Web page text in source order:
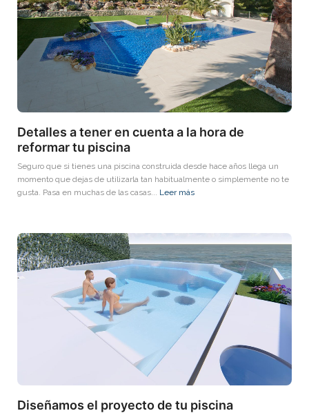
Detalles a tener en cuenta a la hora de
reformar tu piscina
Seguro que si tienes una piscina construida desde hace años llega un
momento que dejas de utilizarla tan habitualmente o simplemente no te
gusta. Pasa en muchas de las casas... Leer más
Diseñamos el proyecto de tu piscina